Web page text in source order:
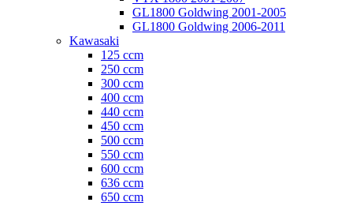
GL1800 Goldwing 2001-2005
GL1800 Goldwing 2006-2011
Kawasaki
125 ccm
250 ccm
300 ccm
400 ccm
440 ccm
450 ccm
500 ccm
550 ccm
600 ccm
636 ccm
650 ccm